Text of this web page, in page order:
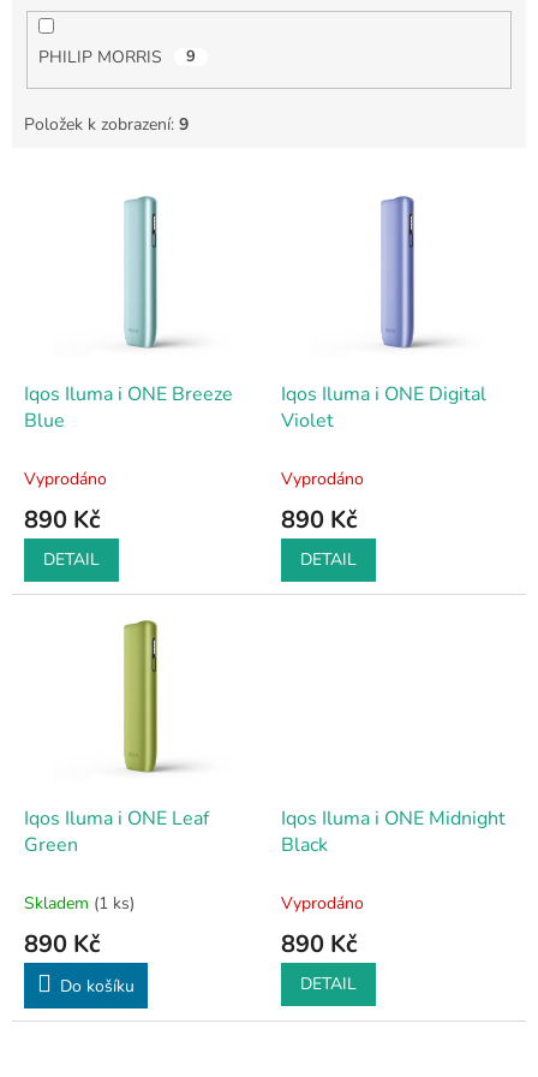
PHILIP MORRIS 9
Položek k zobrazení: 9
Iqos Iluma i ONE Breeze
Blue
Vyprodáno
890 Kč
DETAIL
Iqos Iluma i ONE Digital
Violet
Vyprodáno
890 Kč
DETAIL
Iqos Iluma i ONE Leaf
Green
Skladem (1 ks)
890 Kč
Do košíku
Iqos Iluma i ONE Midnight
Black
Vyprodáno
890 Kč
DETAIL